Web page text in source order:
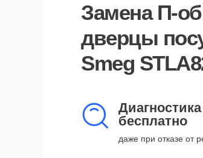
Замена П-
дверцы
Smeg
Диагностика
бесплатно
даже при отказе от